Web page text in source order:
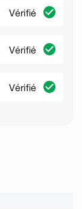
Vérifié
Vérifié
Vérifié